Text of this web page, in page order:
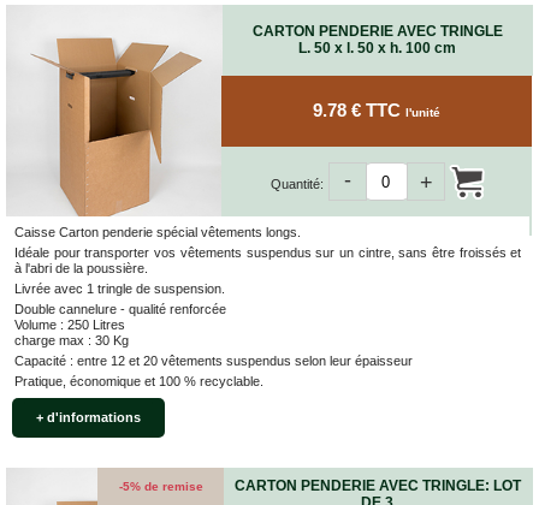
CARTON PENDERIE AVEC TRINGLE
L. 50 x l. 50 x h. 100 cm
Caisse Carton penderie spécial vêtements longs.
Idéale pour transporter vos vêtements suspendus sur un cintre, sans être froissés et
à l'abri de la poussière.
Livrée avec 1 tringle de suspension.
Double cannelure - qualité renforcée
Volume : 250 Litres
charge max : 30 Kg
Capacité : entre 12 et 20 vêtements suspendus selon leur épaisseur
Pratique, économique et 100 % recyclable.
+ d'informations
9.78 € TTC l'unité
Quantité: +
-
CARTON PENDERIE AVEC TRINGLE: LOT
-5% de remise